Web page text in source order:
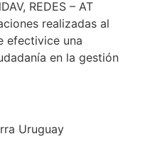
REDES – AT
realizadas al
efectivice una
en la gestión
Uruguay